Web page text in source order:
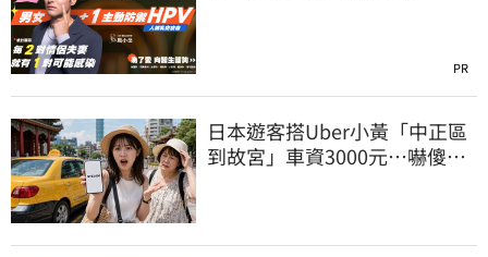
PR
日本遊客搭Uber小黃「中正區
到故宮」車資3000元…嚇傻：